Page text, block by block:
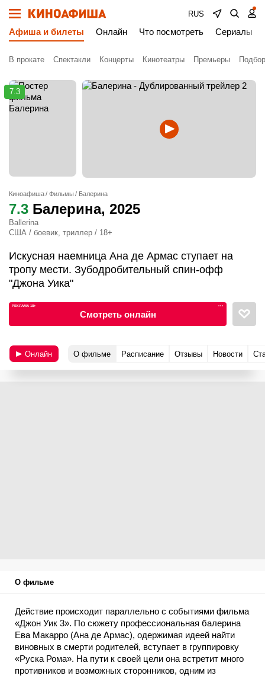
RUS
Афиша и билеты Онлайн Что посмотреть Сериалы
В прокате Спектакли Концерты Кинотеатры Премьеры
7.3
Киноафиша Фильмы Балерина
7.3 Балерина, 2025
Ballerina
США / боевик, триллер / 18+
Искусная наемница Ана де Армас ступает на
тропу мести. Зубодробительный спин-офф
"Джона Уика"
РЕКЛАМА 18+ •••
Смотреть онлайн
Онлайн О фильме Расписание Отзывы Новости
О фильме
Действие происходит параллельно с событиями фильма
«Джон Уик 3». По сюжету профессиональная балерина
Ева Макарро (Ана де Армас), одержимая идеей найти
виновных в смерти родителей, вступает в группировку
«Руска Рома». На пути к своей цели она встретит много
противников и возможных сторонников, одним из